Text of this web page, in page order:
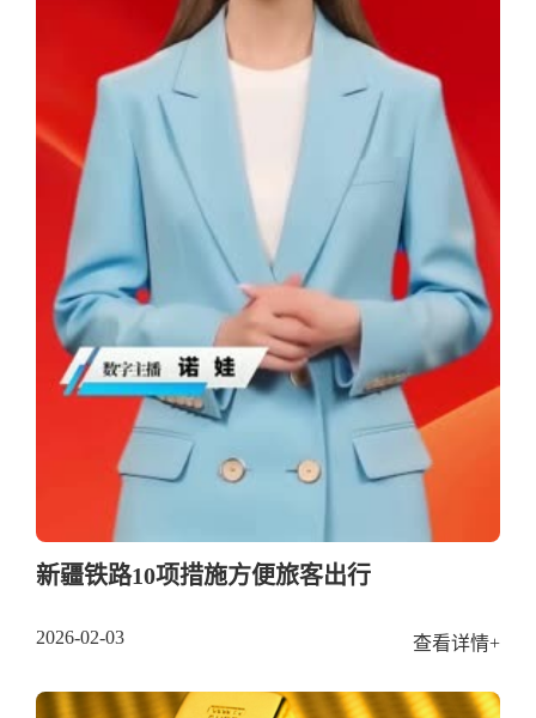
新疆铁路10项措施方便旅客出行
2026-02-03 查看详情+